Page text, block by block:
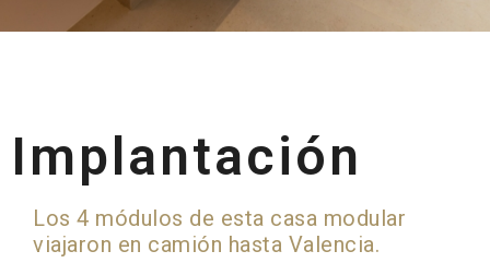
Implantación
Los 4 módulos de esta casa modular
viajaron en camión hasta Valencia.